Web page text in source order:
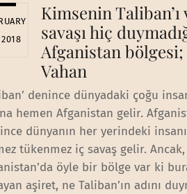
2018
Kimsenin Taliban’ı
savaşı hiç
Afganistan bölgesi;
Vahan
denince dünyadaki çoğu
hemen Afganistan gelir.
dünyanın her yerindeki
tükenmez iç savaş gelir. Ancak,
öyle bir bölge var ki
aşiret, ne Taliban’ın adını